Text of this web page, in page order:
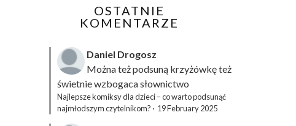
OSTATNIE
KOMENTARZE
Daniel Drogosz
Można też podsuną krzyżówkęteż
świetnie wzbogaca słownictwo
Najlepsze komiksy dla dzieci – co warto podsunąć
najmłodszym czytelnikom? · 19 February 2025